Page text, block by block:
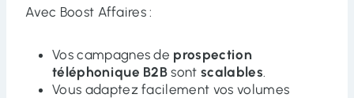
Avec Boost Affaires :
Vos campagnes de prospection
téléphonique B2B sontscalables.
Vous adaptez facilement vos volumes